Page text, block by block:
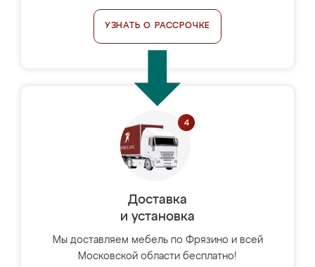
УЗНАТЬ О РАССРОЧКЕ
Доставка
и установка
Мы доставляем мебель по Фрязино и всей
Московской области бесплатно!